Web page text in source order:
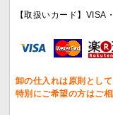
【取扱いカード】
卸の仕入れは原則とし
特別にご希望の方はご